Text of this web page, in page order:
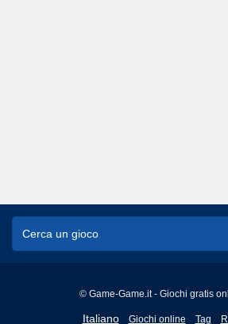
© Game-Game.it - Giochi gratis
Italiano
English
Giochi online Tag